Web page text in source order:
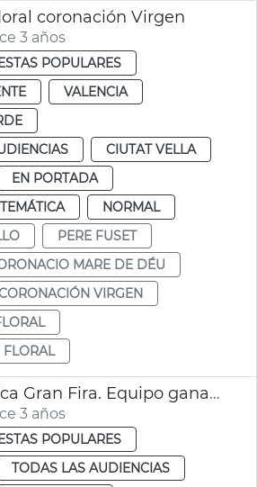
coronación Virgen
3 años
POPULARES
VALENCIA
CIUTAT VELLA
EN PORTADA
NORMAL
PERE FUSET
MARE DE DÉU
VIRGEN
FLORAL
Imagen gráfica Gran Fira. Equipo ganador
3 años
POPULARES
TODAS LAS AUDIENCIAS